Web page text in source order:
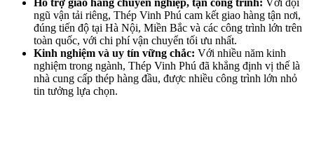
Hỗ trợ giao hàng chuyên nghiệp, tận công trình: Với đội
ngũ vận tải riêng, Thép Vinh Phú cam kết giao hàng tận nơi,
đúng tiến độ tại Hà Nội, Miền Bắc và các công trình lớn trên
toàn quốc, với chi phí vận chuyển tối ưu nhất.
Kinh nghiệm và uy tín vững chắc: Với nhiều năm kinh
nghiệm trong ngành, Thép Vinh Phú đã khẳng định vị thế là
nhà cung cấp thép hàng đầu, được nhiều công trình lớn nhỏ
tin tưởng lựa chọn.